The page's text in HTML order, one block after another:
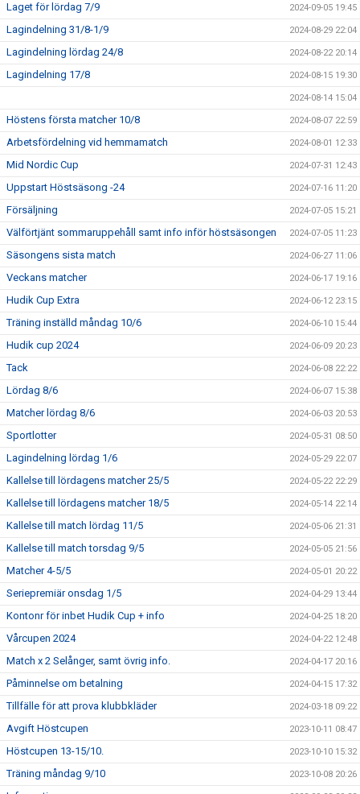
Laget för lördag 7/9 2024-09-05 19:45
Lagindelning 31/8-1/9 2024-08-29 22:04
Lagindelning lördag 24/8 2024-08-22 20:14
Lagindelning 17/8 2024-08-15 19:30
2024-08-14 15:04
Höstens första matcher 10/8 2024-08-07 22:59
Arbetsfördelning vid hemmamatch 2024-08-01 12:33
Mid Nordic Cup 2024-07-31 12:43
Uppstart Höstsäsong -24 2024-07-16 11:20
Försäljning 2024-07-05 15:21
Välförtjänt sommaruppehåll samt info inför höstsäsongen 2024-07-05 11:23
Säsongens sista match 2024-06-27 11:06
Veckans matcher 2024-06-17 19:16
Hudik Cup Extra 2024-06-12 23:15
Träning inställd måndag 10/6 2024-06-10 15:44
Hudik cup 2024 2024-06-09 20:23
Tack 2024-06-08 22:22
Lördag 8/6 2024-06-07 15:38
Matcher lördag 8/6 2024-06-03 20:53
Sportlotter 2024-05-31 08:50
Lagindelning lördag 1/6 2024-05-29 22:07
Kallelse till lördagens matcher 25/5 2024-05-22 22:29
Kallelse till lördagens matcher 18/5 2024-05-14 22:14
Kallelse till match lördag 11/5 2024-05-06 21:31
Kallelse till match torsdag 9/5 2024-05-05 21:56
Matcher 4-5/5 2024-05-01 20:22
Seriepremiär onsdag 1/5 2024-04-29 13:44
Kontonr för inbet Hudik Cup + info 2024-04-25 18:20
Vårcupen 2024 2024-04-22 12:48
Match x 2 Selånger, samt övrig info. 2024-04-17 20:16
Påminnelse om betalning 2024-04-15 17:32
Tillfälle för att prova klubbkläder 2024-03-18 09:22
Avgift Höstcupen 2023-10-11 08:47
Höstcupen 13-15/10. 2023-10-10 15:32
Träning måndag 9/10 2023-10-08 20:26